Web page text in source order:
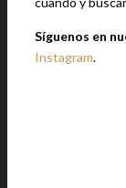
Síguenos en
Instagram.